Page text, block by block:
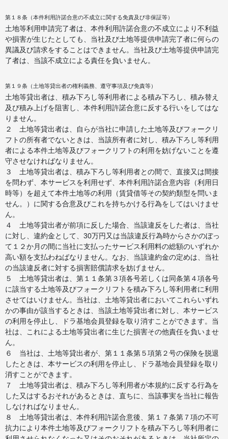
第１８条（本件利用許諾合意の不成立に関する免責及び非保証等）
土地等利用申請完了者は、本件利用許諾合意の不成立により不利益
や損害が生じたとしても、当社及び土地等提供申請完了者に何らの
異議及び請求をすることはできません。当社及び土地等提供申請完
了者は、当該不成立による責任を負いません。
第１９条（土地等貸出者の権利義務、遵守事項及び免責等）
土地等貸出者は、積み下ろし等利用者による積み下ろし、積み替え
及び積み上げを阻害し、本件利用許諾合意に反する行いをしてはな
りません。
２ 土地等貸出者は、自らが当社に申請した土地等及びフォークリ
フトの所有者でないときは、当該所有者に対し、積み下ろし等利用
者による本件土地等及びフォークリフトの利用を妨げないことを遵
守させなければなりません。
３ 土地等貸出者は、積み下ろし等利用者との間で、直接又は間接
を問わず、本サービスを利用せず、本件利用許諾合意内容（利用日
時等）を超えて本件土地等の利用（賃貸借等その契約類型を問いま
せん。）に関する合意及びこれを持ちかける行為をしてはいけませ
ん。
４ 土地等貸出者が前項に反した場合、当該違反をした者は、当社
に対し、違約金として、30万円又は当該違反行為時からさかのぼっ
て１２か月の間に当社に支払ったサービス利用料の総額のいずれか
高い額を支払わねばなりません。なお、当該違約金の定めは、当社
の当該違反者に対する損害賠償請求を妨げません。
５ 土地等貸出者は、第１１条第３項各号若しくは同条第４項各号
に該当する土地等及びフォークリフトを積み下ろし等利用者に利用
させてはいけません。当社は、土地等貸出者においてこれらいずれ
かの事由が該当するときは、当該土地等貸出者に対し、本サービス
の利用を停止し、ドラ基地会員登録を取り消すことができます。当
社は、これによる土地等貸出者に生じた損害その他責任を負いませ
ん。
６ 当社は、土地等貸出者が、第１１条第５項第２号の保険を脱退
したときは、本サービスの利用を停止し、ドラ基地会員登録を取り
消すことができます。
７ 土地等貸出者は、積み下ろし等利用者が本規約に反する行為を
した又はするおそれがあるときは、直ちに、当該事実を当社に報告
しなければなりません。
８ 土地等貸出者は、本件利用許諾合意後、第１７条第７項の不可
抗力により本件土地等及びフォークリフトを積み下ろし等利用者に